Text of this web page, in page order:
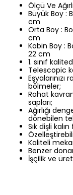
Ölçü Ve
Büyük Boy :
cm
Orta Boy :
cm
Kabin Boy :
22 cm
1. sınıf
Telescopic
bölmeler;
Rahat
sapları;
Ağırlığı
dönebilen
Sık dişli
Kaliteli
Benzer
İşçilik ve